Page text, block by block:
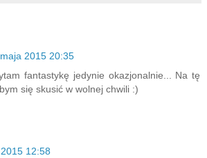
2015 20:35
fantastykę jedynie okazjonalnie... Na tę
się skusić w wolnej chwili :)
12:58